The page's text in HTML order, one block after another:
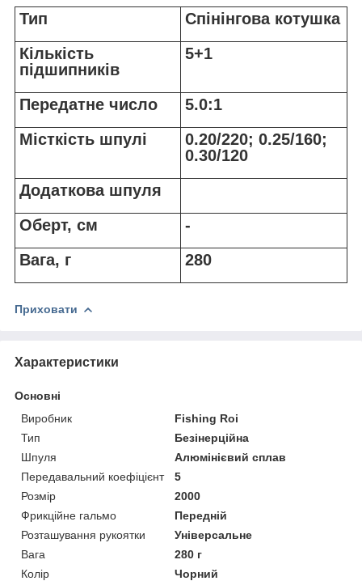
Тип
Спінінгова котушка
Кількість
підшипників
5+1
Передатне число
5.0:1
Місткість шпулі
0.20/220; 0.25/160;
0.30/120
Додаткова шпуля
Оберт, см
-
Вага, г
280
Приховати
Характеристики
Основні
Виробник
Fishing Roi
Тип
Безінерційна
Шпуля
Алюмінієвий сплав
Передавальний коефіцієнт
5
Розмір
2000
Фрикційне гальмо
Передній
Розташування рукоятки
Універсальне
Вага
280 г
Колір
Чорний